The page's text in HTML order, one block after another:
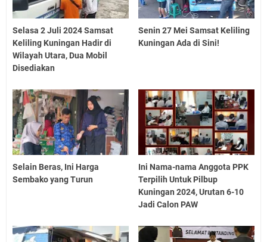
Selasa 2 Juli 2024 Samsat
Keliling Kuningan Hadir di
Wilayah Utara, Dua Mobil
Disediakan
Senin 27 Mei Samsat Keliling
Kuningan Ada di Sini!
Selain Beras, Ini Harga
Sembako yang Turun
Ini Nama-nama Anggota PPK
Terpilih Untuk Pilbup
Kuningan 2024, Urutan 6-10
Jadi Calon PAW